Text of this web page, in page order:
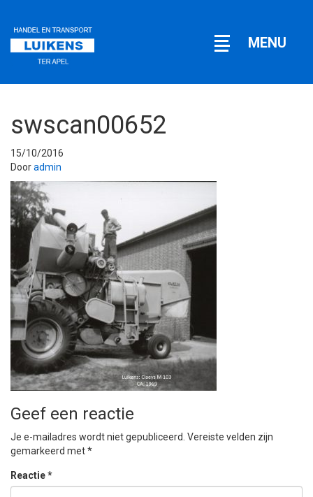
Open
MENU
swscan00652
15/10/2016
Dooradmin
Geef een reactie
Je e-mailadres wordt niet gepubliceerd. Vereiste velden zijn
gemarkeerd met*
Reactie*